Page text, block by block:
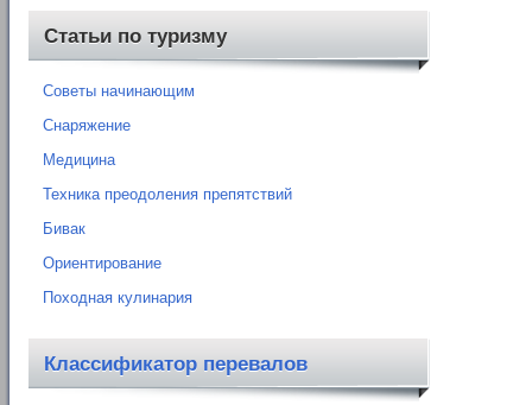
Статьи по туризму
Советы начинающим
Снаряжение
Медицина
Техника преодоления препятствий
Бивак
Ориентирование
Походная кулинария
Классификатор перевалов